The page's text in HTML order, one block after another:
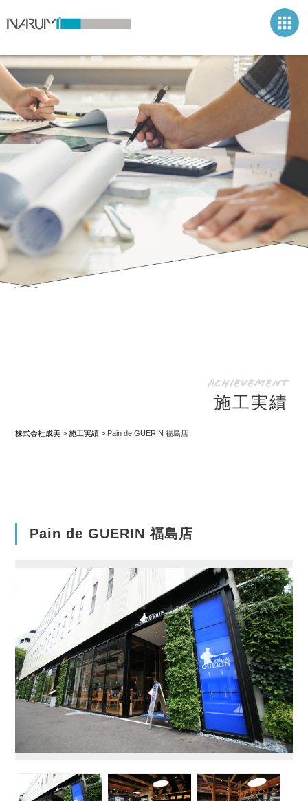
ホーム
事業内容
会社概要
Achievement
施工実績
株式会社成美 >施工実績 > Pain de GUERIN 福島店
Pain de GUERIN 福島店